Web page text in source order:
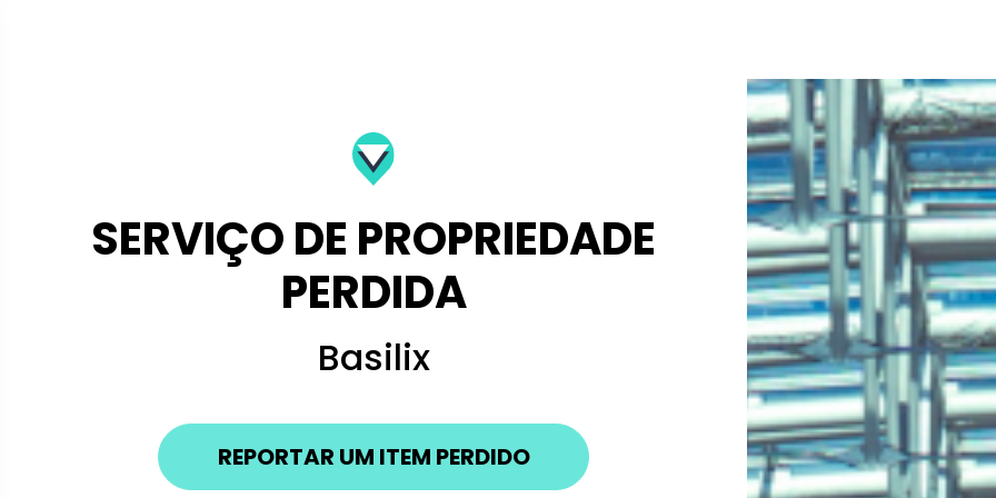
SERVIÇO DE PROPRIEDADE
PERDIDA
Basilix
REPORTAR UM ITEM PERDIDO